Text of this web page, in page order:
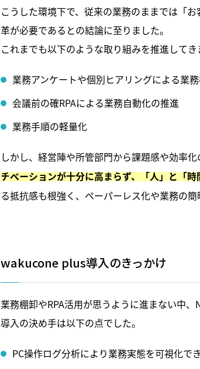
こうした環境下で、従来の業務のままでは「
革が必要であるとの結論に至りました。
これまでも以下のような取り組みを推進してき
業務アンケートや個別ヒアリングによる業
会議前の確RPAによる業務自動化の推進
業務手順の軽量化
しかし、経営陣や所管部門から課題感や効率
チベーションが十分に高まらず、「人」と「
る抵抗感も根強く、ペーパーレス化や業務の
wakucone plus導入のきっかけ
業務棚卸やRPA活用が思うように進まない中、
導入の決め手は以下の点でした。
PC操作ログ分析により業務実態を可視化で